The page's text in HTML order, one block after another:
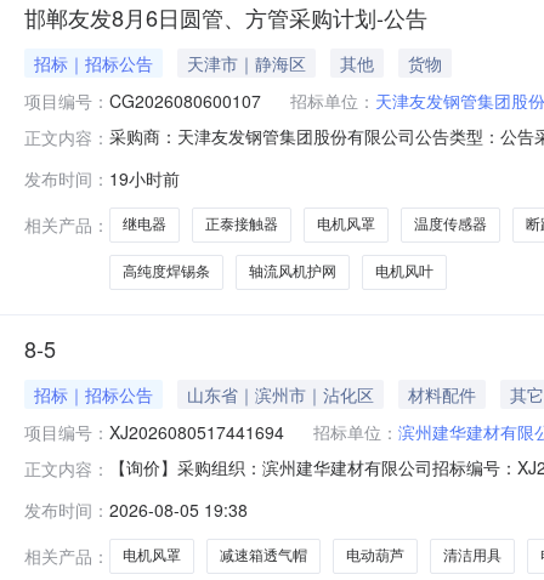
邯郸友发8月6日圆管、方管采购计划-公告
招标｜招标公告 天津市｜静海区 其他
货物
项目编号： CG2026080600107 招标单位： 天津友发钢管集团股
正文内容： 采购商：天津友发钢管集团股份有限公司公告类型：公
6接近开关PRL18-8DP个7轴流风机护网200个8电机风
发布时间： 19小时前
相关产品：
继电器 正泰接触器 电机风罩 温度传感器 断
高纯度焊锡条 轴流风机护网 电机风叶
8-5
招标｜招标公告 山东省｜滨州市｜沾化区 材料配件
其它
项目编号： XJ2026080517441694 招标单位： 滨州建华建材有限
正文内容：
【询价】采购组织：滨州建华建材有限公司招标编号：
机配件*减速箱透气帽*M24*1.510.0个加急询价减速机配
发布时间： 2026-08-05 19:38
相关产品：
电机风罩 减速箱透气帽 电动葫芦 清洁用具